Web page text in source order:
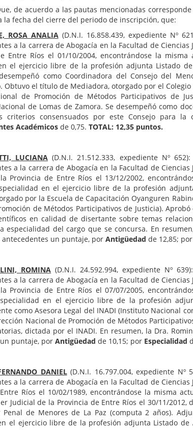
a las pautas mencionadas corresponde
la fecha del cierre del periodo de inscripción, que:
ROSA ANALIA (D.N.I. 16.858.439, expediente Nº
a la carrera de Abogacía en la Facultad de
Entre Ríos el 01/10/2004, encontrándose la
el ejercicio libre de la profesión adjunta Listado
como Coordinadora del Consejo del
Obtuvo el título de Mediadora, otorgado por el
de Promoción de Métodos Participativos de
de Lomas de Zamora. Se desempeñó como
criterios consensuados por este Consejo para
Académicos de 0,75. TOTAL: 12,35 puntos.
LUCIANA (D.N.I. 21.512.333, expediente Nº
a la carrera de Abogacía en la Facultad de
Provincia de Entre Ríos el 13/12/2002,
en el ejercicio libre de la profesión
por la Escuela de Capacitación Oyanguren
de Métodos Participativos de Justicia).
en calidad de disertante sobre temas
especialidad del cargo que se concursa. En
un puntaje, por Antigüedad de 12,85; por
ROMINA (D.N.I. 24.592.994, expediente Nº
a la carrera de Abogacía en la Facultad de
Provincia de Entre Ríos el 07/07/2005,
en el ejercicio libre de la profesión
como Asesora Legal del INADI (Instituto Nacional
Nacional de Promoción de Métodos
dictada por el INADI. En resumen, la Dra.
puntaje, por Antigüedad de 10,15; por Especialidad
DANIEL(D.N.I. 16.797.004, expediente Nº
a la carrera de Abogacía en la Facultad de
Ríos el 10/02/1989, encontrándose la misma
Judicial de la Provincia de Entre Ríos el 30/11/
Penal de Menores de La Paz (computa 2 años).
el ejercicio libre de la profesión adjunta Listado